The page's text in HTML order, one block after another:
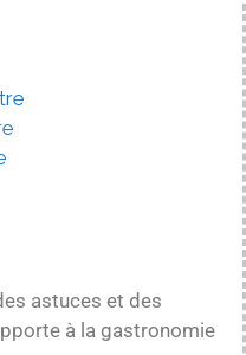
astuces et des
à la gastronomie